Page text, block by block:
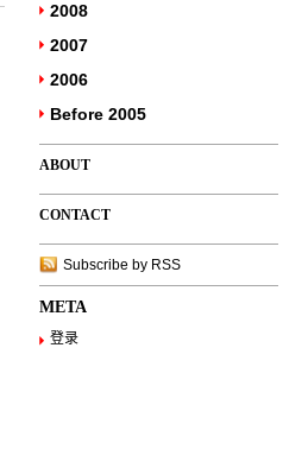
2008
2007
2006
Before 2005
ABOUT
CONTACT
Subscribe by RSS
META
登录